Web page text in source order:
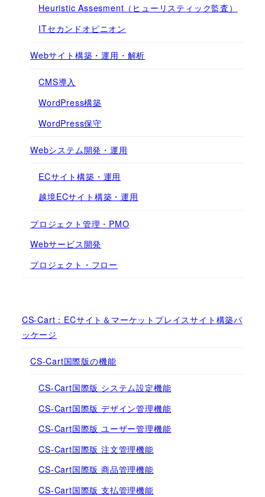
Heuristic Assesment（ヒューリスティック監査）
ITセカンドオピニオン
Webサイト構築・運用・解析
CMS導入
WordPress構築
WordPress保守
Webシステム開発・運用
ECサイト構築・運用
越境ECサイト構築・運用
プロジェクト管理・PMO
Webサービス開発
プロジェクト・フロー
CS-Cart：ECサイト＆マーケットプレイスサイト構築パ
ッケージ
CS-Cart国際版の機能
CS-Cart国際版 システム設定機能
CS-Cart国際版 デザイン管理機能
CS-Cart国際版 ユーザー管理機能
CS-Cart国際版 注文管理機能
CS-Cart国際版 商品管理機能
CS-Cart国際版 支払管理機能